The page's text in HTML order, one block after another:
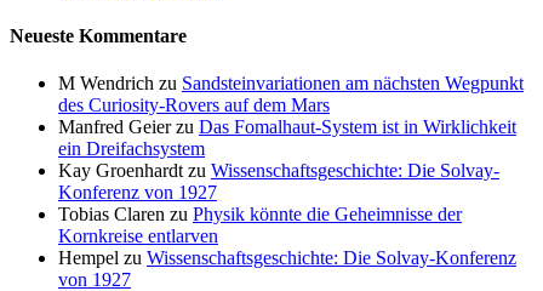
Neueste Kommentare
M Wendrich zu Sandsteinvariationen am nächsten Wegpunkt
des Curiosity-Rovers auf dem Mars
Manfred Geierzu Das Fomalhaut-System ist in Wirklichkeit
ein Dreifachsystem
Kay Groenhardt zu Wissenschaftsgeschichte: Die Solvay-
Konferenz von 1927
Tobias Claren zu Physik könnte die Geheimnisse der
Kornkreise entlarven
Hempel zu Wissenschaftsgeschichte: Die Solvay-Konferenz
von 1927